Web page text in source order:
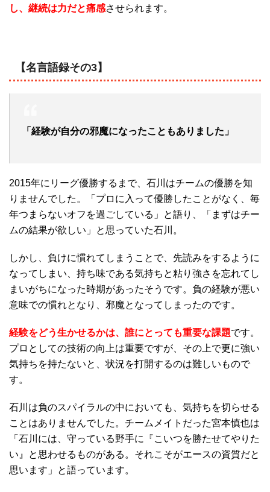
し、継続は力だと痛感させられます。
【名言語録その3】
「経験が自分の邪魔になったこともありました」
2015年にリーグ優勝するまで、石川はチームの優勝を知
りませんでした。「プロに入って優勝したことがなく、毎
年つまらないオフを過ごしている」と語り、「まずはチー
ムの結果が欲しい」と思っていた石川。
しかし、負けに慣れてしまうことで、先読みをするように
なってしまい、持ち味である気持ちと粘り強さを忘れてし
まいがちになった時期があったそうです。負の経験が悪い
意味での慣れとなり、邪魔となってしまったのです。
経験をどう生かせるかは、誰にとっても重要な課題です。
プロとしての技術の向上は重要ですが、その上で更に強い
気持ちを持たないと、状況を打開するのは難しいもので
す。
石川は負のスパイラルの中においても、気持ちを切らせる
ことはありませんでした。チームメイトだった宮本慎也は
「石川には、守っている野手に『こいつを勝たせてやりた
い』と思わせるものがある。それこそがエースの資質だと
思います」と語っています。